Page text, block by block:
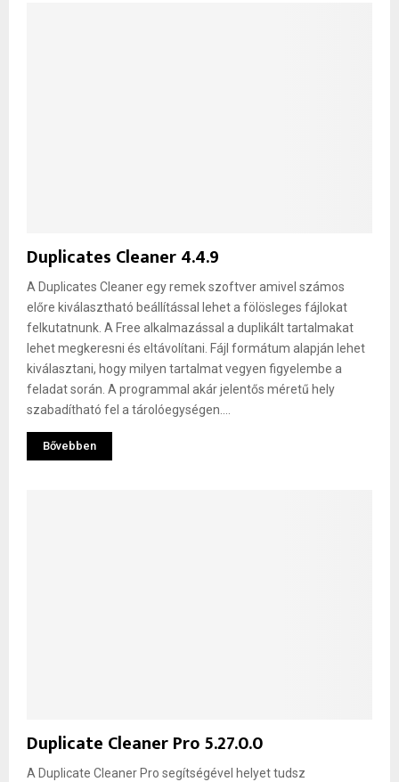
Duplicates Cleaner 4.4.9
A Duplicates Cleaner egy remek szoftver amivel számos
előre kiválasztható beállítással lehet a fölösleges fájlokat
felkutatnunk. A Free alkalmazással a duplikált tartalmakat
lehet megkeresni és eltávolítani. Fájl formátum alapján lehet
kiválasztani, hogy milyen tartalmat vegyen figyelembe a
feladat során. A programmal akár jelentős méretű hely
szabadítható fel a tárolóegységen....
Bővebben
Duplicate Cleaner Pro 5.27.0.0
A Duplicate Cleaner Pro segítségével helyet tudsz